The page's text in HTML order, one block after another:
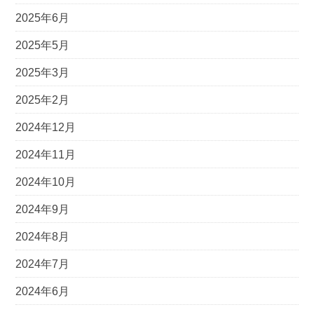
2025年6月
2025年5月
2025年3月
2025年2月
2024年12月
2024年11月
2024年10月
2024年9月
2024年8月
2024年7月
2024年6月